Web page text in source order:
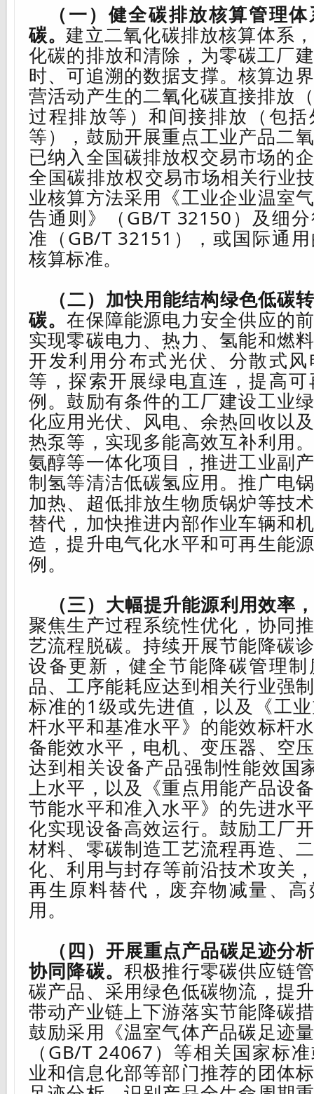
（一）健全碳排放核算管理
碳。 建立二氧化碳排放核算体系
化碳的排放和清除，为零碳工厂
时、可追溯的数据支撑。核算边
营活动产生的二氧化碳直接排放
过程排放等）和间接排放（包
等），鼓励开展重点工业产品二
已纳入全国碳排放权交易市场的
全国碳排放权交易市场相关行业
业核算方法采用《工业企业温室
告通则》（GB/T 32150）及细
准（GB/T 32151 ），或国际通
核算标准。
（二）加快用能结构绿色低碳
碳。在保障能源电力安全供应的
实现零碳电力、热力、氢能和燃
开发利用分布式光伏、分散式风
等，探索开展绿电直连，提高
例。鼓励有条件的工厂建设工业
化应用光伏、风电、余热回收以
热泵等，实现多能高效互补利用
氨醇等一体化项目，推进工业副
制氢等清洁低碳氢应用。推广电
加热、 超低排放生物质锅炉等技
替代， 加快推进内部作业车辆和
造 ，提升电气化水平和可再生能
例。
（三）大幅提升能源利用效率
聚焦生产过程系统性优化，协同
艺流程脱碳。持续开展节能降碳
设备更新，健全节能降碳管理
品、工序能耗应达到相关行业强
标准的1级或先进值 ， 以及 《工
杆水平和基准水平》的能效标杆
备能效水平，电机、变压器、空
达到相关设备产品强制性能效国
上水平， 以及 《重点用能产品设
节能水平和准入水平》的先进水
化实现设备高效运行。鼓励工厂
材料、零碳制造工艺流程再造、
化、利用与封存等前沿技术攻关
再生原料替代，废弃物减量、
用。
（四）开展重点产品碳足迹分
协同降碳。积极推行零碳供应链
碳产品、采用绿色低碳物流， 提
带动产业链上下游落实节能降碳
鼓励采用《温室气体产品碳足迹
（GB/T 24067）等相关国家标
业和信息化部等部门推荐的团体